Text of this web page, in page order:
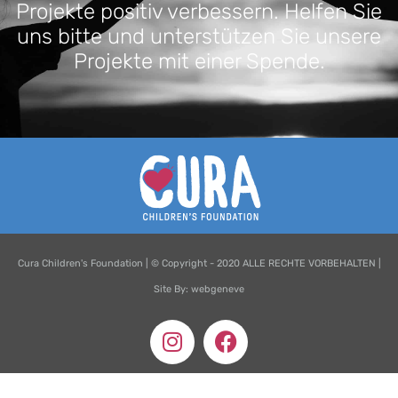
Projekte positiv verbessern. Helfen Sie
uns bitte und unterstützen Sie unsere
Projekte mit einer Spende.
Cura Children's Foundation | © Copyright - 2020 ALLE RECHTE VORBEHALTEN |
Site By: webgeneve